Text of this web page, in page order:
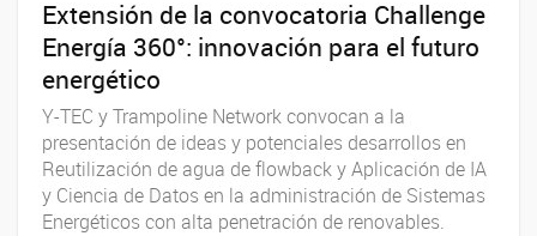
Extensión de la convocatoria Challenge
Energía 360°: innovación para el futuro
energético
Y-TEC y Trampoline Network convocan a la
presentación de ideas y potenciales desarrollos en
Reutilización de agua de flowback y Aplicación de IA
y Ciencia de Datos en la administración de Sistemas
Energéticos con alta penetración de renovables.